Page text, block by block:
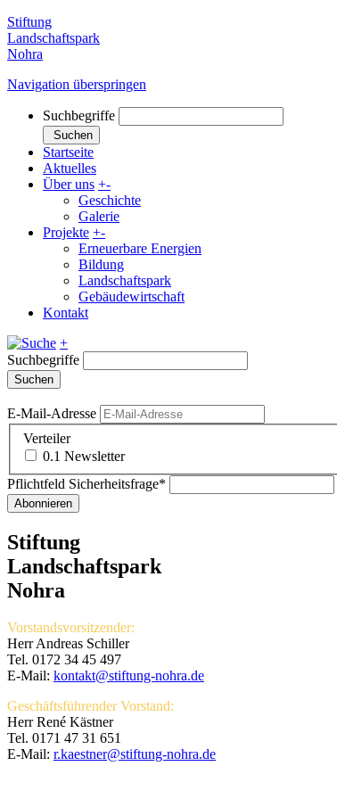
Stiftung
Landschaftspark
Nohra
Navigation überspringen
Suchbegriffe
Suchen
Startseite
Aktuelles
Über uns +-
Geschichte
Galerie
Projekte +-
Erneuerbare Energien
Bildung
Landschaftspark
Gebäudewirtschaft
Kontakt
+
Suchbegriffe
Suchen
E-Mail-Adresse
Verteiler
0.1 Newsletter
Pflichtfeld Sicherheitsfrage*
Abonnieren
Stiftung
Landschaftspark
Nohra
Vorstandsvorsitzender:
Herr Andreas Schiller
Tel. 0172 34 45 497
E-Mail: kontakt@stiftung-nohra.de
Geschäftsführender Vorstand:
Herr René Kästner
Tel. 0171 47 31 651
E-Mail: r.kaestner@stiftung-nohra.de